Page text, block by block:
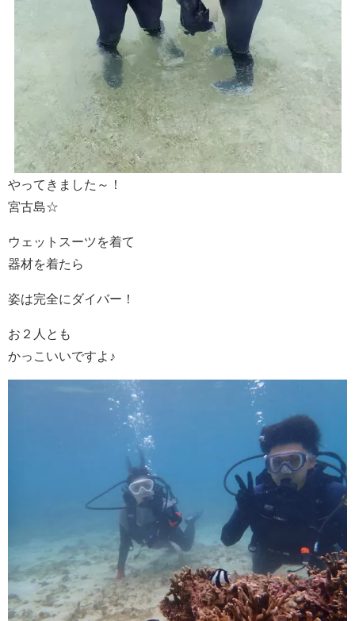
やってきました～！
宮古島☆
ウェットスーツを着て
器材を着たら
姿は完全にダイバー！
お２人とも
かっこいいですよ♪